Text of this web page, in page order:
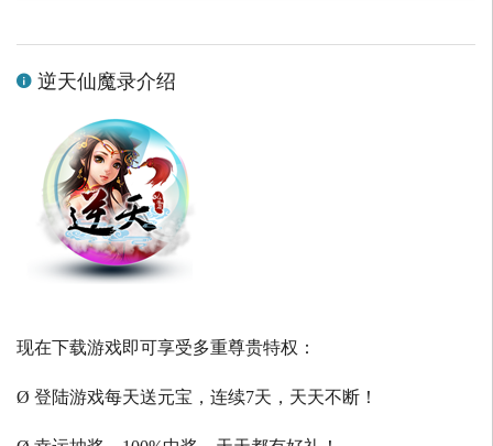
逆天仙魔录介绍
现在下载游戏即可享受多重尊贵特权：
Ø 登陆游戏每天送元宝，连续7天，天天不断！